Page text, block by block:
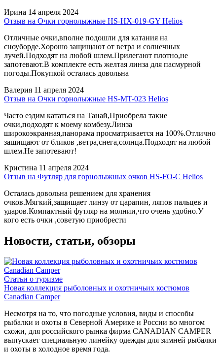
Ирина 14 апреля 2024
Отзыв на Очки горнолыжные HS-HX-019-GY Helios
Отличные очки,вполне подошли для катания на
сноуборде.Хорошо защищают от ветра и солнечных
лучей.Подходят на любой шлем.Прилегают плотно,не
запотевают.В комплекте есть желтая линза для пасмурной
погоды.Покупкой осталась довольна
Валерия 11 апреля 2024
Отзыв на Очки горнолыжные HS-MT-023 Helios
Часто ездим кататься на Танай,Приобрела такие
очки,подходят к моему комбезу.Линза
широкоэкранная,панорама просматривается на 100%.Отлично
защищают от бликов ,ветра,снега,солнца.Подходят на любой
шлем.Не запотевают!
Кристина 11 апреля 2024
Отзыв на Футляр для горнолыжных очков HS-FO-C Helios
Осталась довольна решением для хранения
очков.Мягкий,защищает линзу от царапин, ляпов пальцев и
ударов.Компактный футляр на молнии,что очень удобно.У
кого есть очки ,советую приобрести
Новости, статьи, обзоры
Статьи о туризме
Новая коллекция рыболовных и охотничьих костюмов
Canadian Camper
Несмотря на то, что погодные условия, виды и способы
рыбалки и охоты в Северной Америке и России во многом
схожи, для российского рынка фирма CANADIAN CAMPER
выпускает специальную линейку одежды для зимней рыбалки
и охоты в холодное время года.